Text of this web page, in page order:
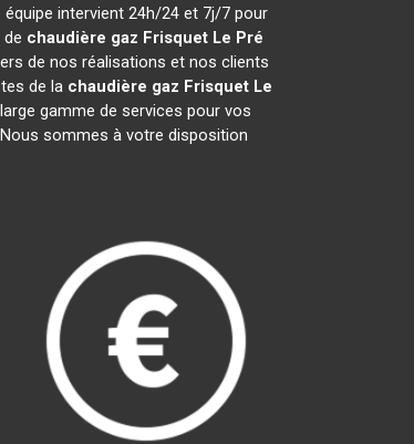
intervient 24h/24 et 7j/7 pour
chaudière gaz Frisquet Le Pré
de nos réalisations et nos clients
de la chaudière gaz Frisquet Le
gamme de services pour vos
sommes à votre disposition